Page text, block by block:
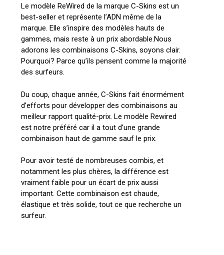
Le modèle ReWired de la marque C-Skins est un
best-seller et représente l’ADN même de la
marque. Elle s’inspire des modèles hauts de
gammes, mais reste à un prix abordable.Nous
adorons les combinaisons C-Skins, soyons clair.
Pourquoi? Parce qu’ils pensent comme la majorité
des surfeurs.
Du coup, chaque année, C-Skins fait énormément
d’efforts pour développer des combinaisons au
meilleur rapport qualité-prix. Le modèle Rewired
est notre préféré car il a tout d’une grande
combinaison haut de gamme sauf le prix.
Pour avoir testé de nombreuses combis, et
notamment les plus chères, la différence est
vraiment faible pour un écart de prix aussi
important. Cette combinaison est chaude,
élastique et très solide, tout ce que recherche un
surfeur.